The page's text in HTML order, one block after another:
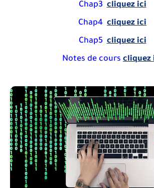
Chap3cliquez ici
Chap4 cliquez ici
Chap5cliquez ici
Notes de cours cliquez